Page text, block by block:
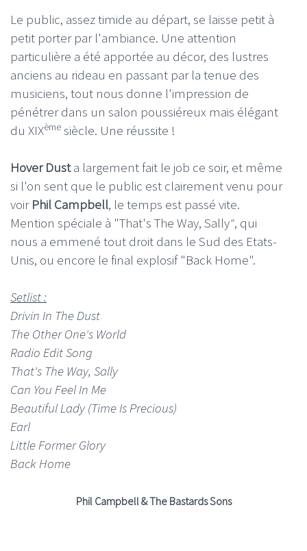
Le public, assez timide au départ, se laisse petit à
petit porter par l'ambiance. Une attention
particulière a été apportée au décor, des lustres
anciens au rideau en passant par la tenue des
musiciens, tout nous donne l'impression de
pénétrer dans un salon poussiéreux mais élégant
du XIXème siècle. Une réussite !
Hover Dusta largement fait le job ce soir, et même
si l'on sent que le public est clairement venu pour
voir Phil Campbell, le temps est passé vite.
Mention spéciale à "That's The Way, Sally", qui
nous a emmené tout droit dans le Sud des Etats-
Unis, ou encore le final explosif "Back Home".
Setlist :
Drivin In The Dust
The Other One's World
Radio Edit Song
That's The Way, Sally
Can You Feel In Me
Beautiful Lady (Time Is Precious)
Earl
Little Former Glory
Back Home
Phil Campbell & The Bastards Sons